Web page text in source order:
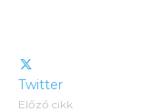
Twitter
Előző cikk